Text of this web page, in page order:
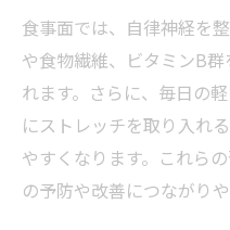
食事面では、自律神経を
や食物繊維、ビタミンB
れます。さらに、毎日の
にストレッチを取り入れ
やすくなります。これら
の予防や改善につながりや